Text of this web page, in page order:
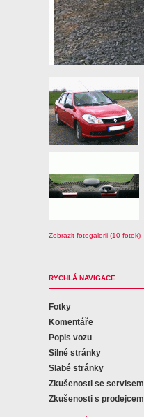
Zobrazit fotogalerii (10 fotek)
RYCHLÁ NAVIGACE
Fotky
Komentáře
Popis vozu
Silné stránky
Slabé stránky
Zkušenosti se servisem
Zkušenosti s prodejcem